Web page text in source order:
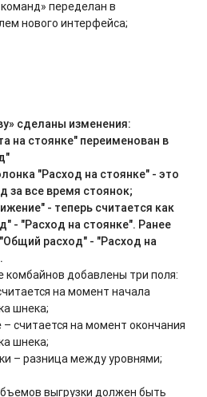
переделан в
нового интерфейса;
сделаны изменения:
на стоянке" переименован в
"Расход на стоянке" - это
за все время стоянок;
- теперь считается как
- "Расход на стоянке". Ранее
расход" - "Расход на
.
комбайнов добавлены три поля:
на момент начала
шнека;
– считается на момент окончания
шнека;
– разница между уровнями;
выгрузки должен быть